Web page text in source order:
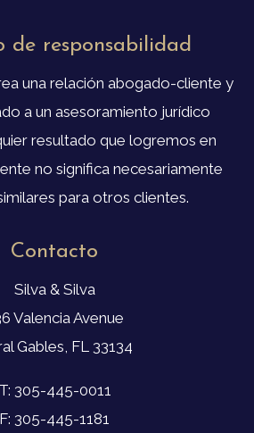
de responsabilidad
una relación abogado-cliente y
a un asesoramiento jurídico
resultado que logremos en
no significa necesariamente
para otros clientes.
Contacto
Silva & Silva
Valencia Avenue
Gables, FL 33134
T: 305-445-0011
F: 305-445-1181